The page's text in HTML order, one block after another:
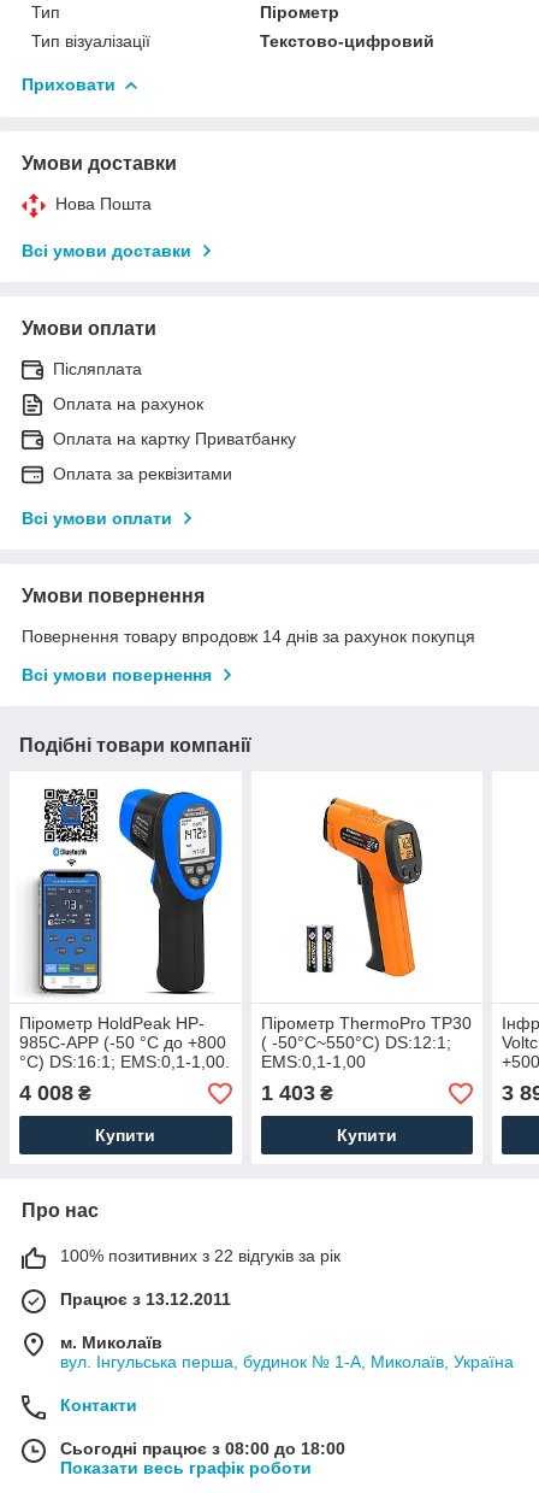
Тип
Пірометр
Тип візуалізації
Текстово-цифровий
Приховати
Умови доставки
Нова Пошта
Всі умови доставки
Умови оплати
Післяплата
Оплата на рахунок
Оплата на картку Приватбанку
Оплата за реквізитами
Всі умови оплати
Умови повернення
Повернення товару впродовж 14 днів за рахунок покупця
Всі умови повернення
Подібні товари компанії
Пірометр HoldPeak HP-
985C-APP (-50 °C до +800
°C) DS:16:1; EMS:0,1-1,00.
Bluetooth
4 008 ₴
Купити
Пірометр ThermoPro TP30
( -50°C~550°C) DS:12:1;
EMS:0,1-1,00
1 403₴
Купити
3
Про нас
100% позитивних з 22 відгуків за рік
Працює з 13.12.2011
м. Миколаїв
вул. Інгульська перша, будинок № 1-А, Миколаїв, Україна
Контакти
Сьогодні працює з 08:00 до 18:00
Показати весь графік роботи